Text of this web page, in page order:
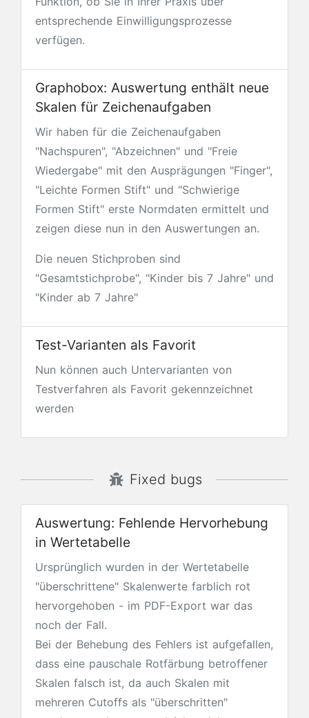
entsprechende Einwilligungsprozesse
verfügen.
Graphobox: Auswertung enthält neue
Skalen für Zeichenaufgaben
Wir haben für die Zeichenaufgaben
"Nachspuren", "Abzeichnen" und "Freie
Wiedergabe" mit den Ausprägungen "Finger",
"Leichte Formen Stift" und "Schwierige
Formen Stift" erste Normdaten ermittelt und
zeigen diese nun in den Auswertungen an.
Die neuen Stichproben sind
"Gesamtstichprobe", "Kinder bis 7 Jahre" und
"Kinder ab 7 Jahre"
Test-Varianten als Favorit
Nun können auch Untervarianten von
Testverfahren als Favorit gekennzeichnet
werden
Fixed bugs
Auswertung: Fehlende Hervorhebung
in Wertetabelle
Ursprünglich wurden in der Wertetabelle
"überschrittene" Skalenwerte farblich rot
hervorgehoben - im PDF-Export war das
noch der Fall.
Bei der Behebung des Fehlers ist aufgefallen,
dass eine pauschale Rotfärbung betroffener
Skalen falsch ist, da auch Skalen mit
mehreren Cutoffs als "überschritten"